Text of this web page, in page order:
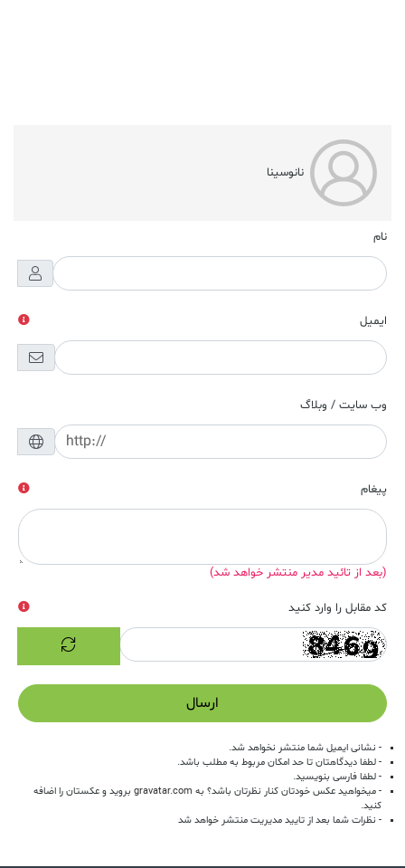
نانوسینا
نام
ایمیل
وب سایت / وبلاگ
پیغام
(بعد از تائید مدیر منتشر خواهد شد)
کد مقابل را وارد کنید
ارسال
- نشانی ایمیل شما منتشر نخواهد شد.
- لطفا دیدگاهتان تا حد امکان مربوط به مطلب باشد.
- لطفا فارسی بنویسید.
- میخواهید عکس خودتان کنار نظرتان باشد؟ به gravatar.com بروید و عکستان را اضافه
کنید.
- نظرات شما بعد از تایید مدیریت منتشر خواهد شد